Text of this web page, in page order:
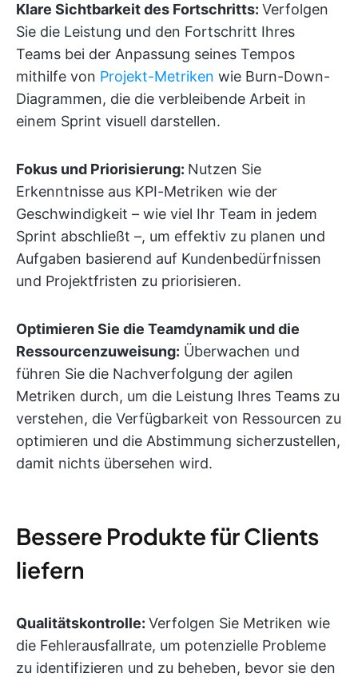
Klare Sichtbarkeit des Fortschritts: Verfolgen
Sie die Leistung und den Fortschritt Ihres
Teams bei der Anpassung seines Tempos
mithilfe von Projekt-Metriken wie Burn-Down-
Diagrammen, die die verbleibende Arbeit in
einem Sprint visuell darstellen.
Fokus und Priorisierung: Nutzen Sie
Erkenntnisse aus KPI-Metriken wie der
Geschwindigkeit – wie viel Ihr Team in jedem
Sprint abschließt –, um effektiv zu planen und
Aufgaben basierend auf Kundenbedürfnissen
und Projektfristen zu priorisieren.
Optimieren Sie die Teamdynamik und die
Ressourcenzuweisung: Überwachen und
führen Sie die Nachverfolgung der agilen
Metriken durch, um die Leistung Ihres Teams zu
verstehen, die Verfügbarkeit von Ressourcen zu
optimieren und die Abstimmung sicherzustellen,
damit nichts übersehen wird.
Bessere Produkte für Clients
liefern
Qualitätskontrolle: Verfolgen Sie Metriken wie
die Fehlerausfallrate, um potenzielle Probleme
zu identifizieren und zu beheben, bevor sie den